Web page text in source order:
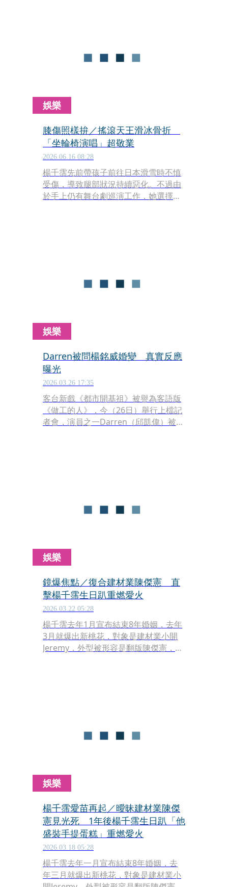
娛樂
膝傷照樣拚／搖滾天王滑冰骨折
「坐輪椅演唱」超敬業
2026.06.16 08:28
楊千霈先前帶孩子前往日本滑雪時不慎
受傷，導致腿部狀況持續惡化。不過由
於手上仍有舞台劇巡演工作，她選擇暫
娛樂
Darren被問楊銘威婚變 真實反應
曝光
2026.03.26 17:35
客台新戲《都市開基祖》被譽為客語版
《做工的人》，今（26日）舉行上檔記
者會，演員之一Darren（邱凱偉）被問
娛樂
鏡爆焦點／復合建材業陳傑憲 直
擊楊千霈生日趴重燃愛火
2026.03.22 05:28
楊千霈去年1月宣布結束8年婚姻，去年
3月就爆出新桃花，對象是建材業小開
Jeremy，外型被形容是翻版陳傑憲，這
娛樂
楊千霈愛苗再起／曖昧建材業陳傑
憲見光死 1年後楊千霈生日趴「他
盛裝手提蛋糕」重燃愛火
2026.03.18 05:28
楊千霈去年一月宣布結束8年婚姻，去
年三月就爆出新桃花，對象是建材業小